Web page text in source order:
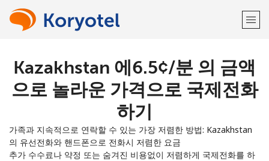
환영합니다!
이미 계정이 있으신가요?로그인하십시오 →
다음 계정으로 가입하기
Kazakhstan 에⁦6.5¢⁩/분 의 금액
으로 놀라운 가격으로 국제전화
하기
가족과 지속적으로 연락할 수 있는 가장 저렴한 방법: Kazakhstan
의 유선전화와 핸드폰으로 전화시 저렴한 요금
추가 수수료나 약정 또는 숨겨진 비용없이 저렴하게 국제전화를 하